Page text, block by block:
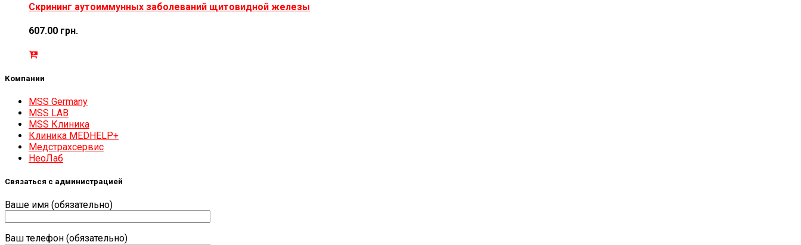
Скрининг аутоиммунных заболеваний щитовидной железы
607.00 грн.
Компании
MSS Germany
MSS LAB
MSS Клиника
Клиника MEDHELP+
Медстрахсервис
НеоЛаб
Связаться с администрацией
Ваше имя (обязательно)
Ваш телефон (обязательно)